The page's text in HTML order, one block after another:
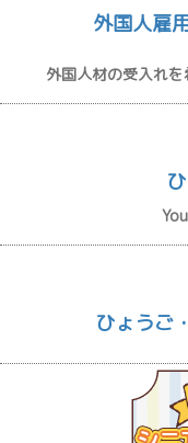
外国人雇
外国人材の受入れ
ひょうご